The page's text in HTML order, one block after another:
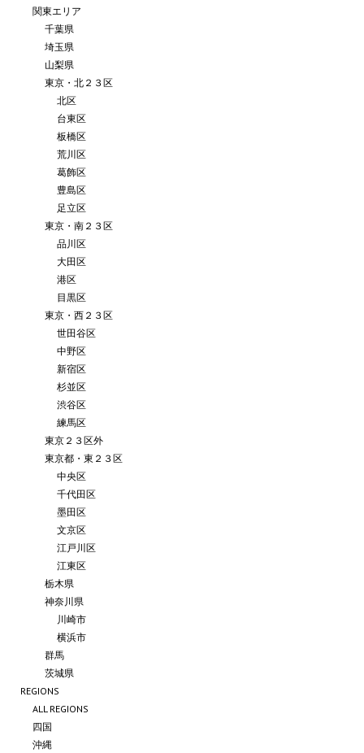
関東エリア
千葉県
埼玉県
山梨県
東京・北２３区
北区
台東区
板橋区
荒川区
葛飾区
豊島区
足立区
東京・南２３区
品川区
大田区
港区
目黒区
東京・西２３区
世田谷区
中野区
新宿区
杉並区
渋谷区
練馬区
東京２３区外
東京都・東２３区
中央区
千代田区
墨田区
文京区
江戸川区
江東区
栃木県
神奈川県
川崎市
横浜市
群馬
茨城県
REGIONS
ALL REGIONS
四国
沖縄